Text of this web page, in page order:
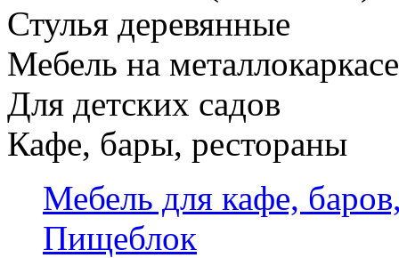
Стулья деревянные
Мебель на металлокаркасе
Для детских садов
Кафе, бары, рестораны
Мебель для кафе,
Пищеблок